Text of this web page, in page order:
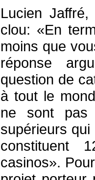
Lucien
clou: «En
moins que
réponse
question de
à tout le
ne sont pas
supérieurs
constituent
casinos».